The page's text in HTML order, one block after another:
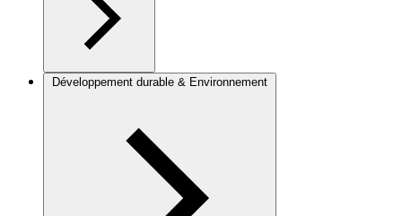
Développement durable & Environnement